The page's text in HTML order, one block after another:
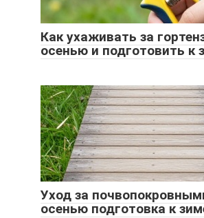
Как ухаживать за
осенью и подготовить к
Уход за
осенью подготовка к